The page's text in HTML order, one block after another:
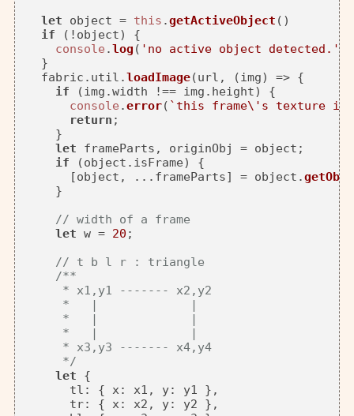
let object = this .getActiveObject ()
if (!object) {
console .log ( 'no active object detected.'
  }
  fabric.
util .loadImage(url, ( img) => {
if (img.width !== img. height) {
console .error( `this frame\'s texture is
return ;
    }
let frameParts, originObj = object;
if (object. isFrame) {
      [object, ...frameParts] = object.
    }
// width of a frame
let w = 20 ;
// t b l r : triangle
/**
     * x1,y1 ------- x2,y2
     *   |             |
     *   |             |
     *   |             |
     * x3,y3 ------- x4,y4
     */
let {
tl : { x : x1, y: y1 },
tr: { x : x2, y: y2 },